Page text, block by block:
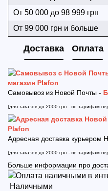
От 50 000 до 98 999 грн
От 99 000 грн и больше
Доставка Оплата
Самовывоз из Новой Почты -
(для заказов до 2000 грн - по тарифам
Адресная доставка курьером
(для заказов до 2000 грн - по тарифам
Больше информации про
Наличными